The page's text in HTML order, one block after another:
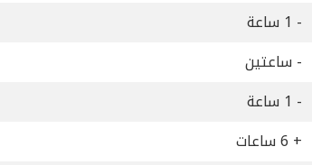
- 1 ساعة
- ساعتين
- 1 ساعة
+ 6 ساعات